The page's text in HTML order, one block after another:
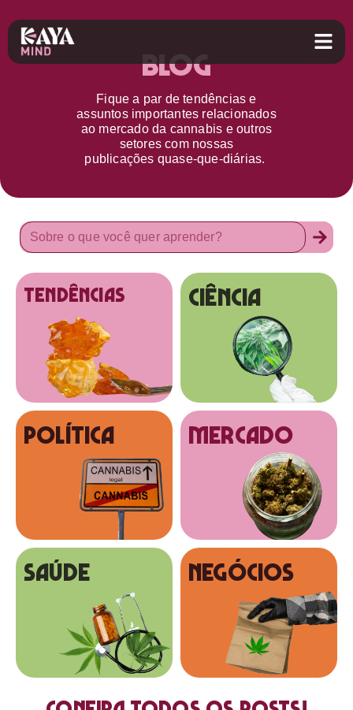
Blog
Fique a par detendências e
assuntos importantes relacionados
ao mercado da cannabis e outros
setorescom nossas
publicações quase-que-diárias.
tendências Ciência
Política MERCADO
SAÚDE NEGÓCIOS